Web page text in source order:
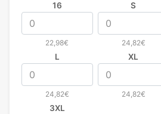
16
22,98€
S
24,82€
L
24,82€
XL
24,82€
3XL